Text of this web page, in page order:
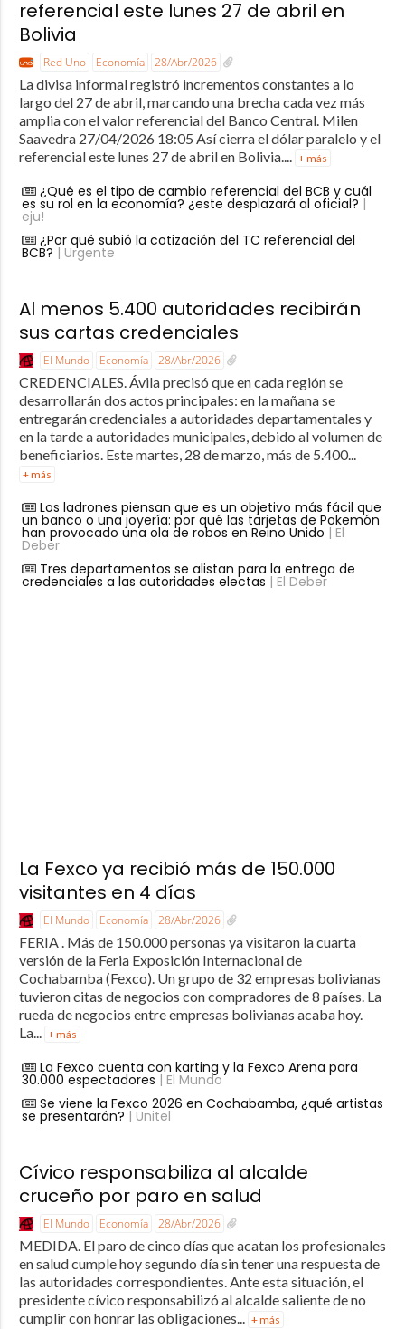
referencial este lunes 27 de abril en
Bolivia
Red Uno Economía 28/Abr/2026
La divisa informal registró incrementos constantes a lo
largo del 27 de abril, marcando una brecha cada vez más
amplia con el valor referencial del Banco Central. Milen
Saavedra 27/04/2026 18:05 Así cierra el dólar paralelo y el
referencial este lunes 27 de abril en Bolivia.... + más
¿Qué es el tipo de cambio referencial del BCB y cuál
es su rol en la economía? ¿este desplazará al oficial? |
eju!
¿Por qué subió la cotización del TC referencial del
BCB? | Urgente
Al menos 5.400 autoridades recibirán
sus cartas credenciales
El Mundo Economía 28/Abr/2026
CREDENCIALES. Ávila precisó que en cada región se
desarrollarán dos actos principales: en la mañana se
entregarán credenciales a autoridades departamentales y
en la tarde a autoridades municipales, debido al volumen de
beneficiarios. Este martes, 28 de marzo, más de 5.400...
+ más
Los ladrones piensan que es un objetivo más fácil que
un banco o una joyería: por qué las tarjetas de Pokemón
han provocado una ola de robos en Reino Unido | El
Deber
Tres departamentos se alistan para la entrega de
credenciales a las autoridades electas | El Deber
La Fexco ya recibió más de 150.000
visitantes en 4 días
El Mundo Economía 28/Abr/2026
FERIA . Más de 150.000 personas ya visitaron la cuarta
versión de la Feria Exposición Internacional de
Cochabamba (Fexco). Un grupo de 32 empresas bolivianas
tuvieron citas de negocios con compradores de 8 países. La
rueda de negocios entre empresas bolivianas acaba hoy.
La...
+ más
La Fexco cuenta con karting y la Fexco Arena para
30.000 espectadores | El Mundo
Se viene la Fexco 2026 en Cochabamba, ¿qué artistas
se presentarán? | Unitel
Cívico responsabiliza al alcalde
cruceño por paro en salud
El Mundo Economía 28/Abr/2026
MEDIDA. El paro de cinco días que acatan los profesionales
en salud cumple hoy segundo día sin tener una respuesta de
las autoridades correspondientes. Ante esta situación, el
presidente cívico responsabilizó al alcalde saliente de no
cumplir con honrar las obligaciones...
+ más